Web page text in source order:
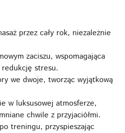
przez cały rok, niezależnie
zaciszu, wspomagająca
stresu.
we dwoje, tworząc wyjątkową
w luksusowej atmosferze,
chwile z przyjaciółmi.
treningu, przyspieszając